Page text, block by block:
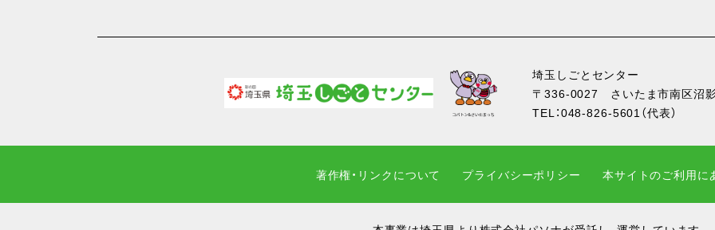
埼玉しごとセンター
〒336-0027 さいたま市南区沼
TEL：048-826-5601（代表）
著作権・リンクについて プライバシーポリシー 本サイトのご利用に